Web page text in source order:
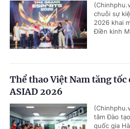
chuỗi sự
2026 khai
Điền kinh
Thể thao Việt Nam tăng tốc
ASIAD 2026
tâm Đào
quốc gia